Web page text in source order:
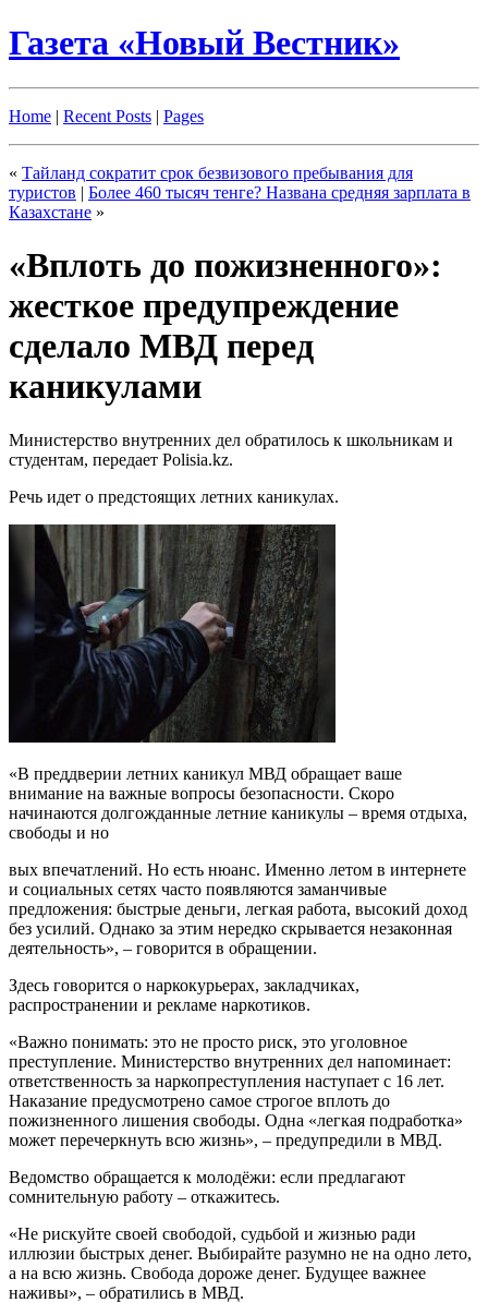
Газета «Новый Вестник»
Home | Recent Posts | Pages
« Тайланд сократит срок безвизового пребывания для
туристов | Более 460 тысяч тенге? Названа средняя зарплата в
Казахстане »
«Вплоть до пожизненного»:
жесткое предупреждение
сделало МВД перед
каникулами
Министерство внутренних дел обратилось к школьникам и
студентам, передает Polisia.kz.
Речь идет о предстоящих летних каникулах.
«В преддверии летних каникул МВД обращает ваше
внимание на важные вопросы безопасности. Скоро
начинаются долгожданные летние каникулы – время отдыха,
свободы и но
вых впечатлений. Но есть нюанс. Именно летом в интернете
и социальных сетях часто появляются заманчивые
предложения: быстрые деньги, легкая работа, высокий доход
без усилий. Однако за этим нередко скрывается незаконная
деятельность», – говорится в обращении.
Здесь говорится о наркокурьерах, закладчиках,
распространении и рекламе наркотиков.
«Важно понимать: это не просто риск, это уголовное
преступление. Министерство внутренних дел напоминает:
ответственность за наркопреступления наступает с 16 лет.
Наказание предусмотрено самое строгое вплоть до
пожизненного лишения свободы. Одна «легкая подработка»
может перечеркнуть всю жизнь», – предупредили в МВД.
Ведомство обращается к молодёжи: если предлагают
сомнительную работу – откажитесь.
«Не рискуйте своей свободой, судьбой и жизнью ради
иллюзии быстрых денег. Выбирайте разумно не на одно лето,
а на всю жизнь. Свобода дороже денег. Будущее важнее
наживы», – обратились в МВД.